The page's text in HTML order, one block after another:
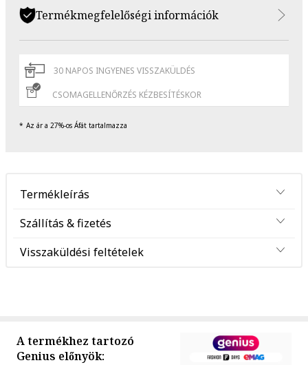
Termékmegfelelőségi információk
30 NAPOS INGYENES VISSZAKÜLDÉS
CSOMAGELLENŐRZÉS KÉZBESÍTÉSKOR
Az ár a 27%-os Áfát tartalmazza
Termékleírás
Szállítás & fizetés
Visszaküldési feltételek
A termékhez tartozó
Genius előnyök: